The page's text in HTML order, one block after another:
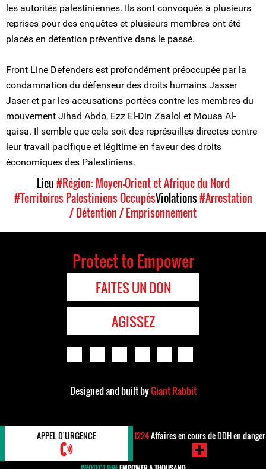
les autorités palestiniennes. Ils sont convoqués à plusieurs
reprises pour des enquêtes et plusieurs membres ont été
placés en détention préventive dans le passé.
Front Line Defenders est profondément préoccupée par la
condamnation du défenseur des droits humains Jasser
Jaser et par les accusations portées contre les membres du
mouvement Jihad Abdo, Ezz El-Din Zaalol et Mousa Al-
qaisa. Il semble que cela soit des représailles directes contre
leur travail pacifique et légitime en faveur des droits
économiques des Palestiniens.
Lieu#Région: Moyen-Orient et Afrique du Nord
#Territoires Palestiniens OccupésViolations#Arrestation
/ Détention / Emprisonnement
Protect to Empower
FAITES UN DON
AGISSEZ
Designed and built byGiant Rabbit
APPEL D'URGENCE 1224Affaires en cours de DDH en danger